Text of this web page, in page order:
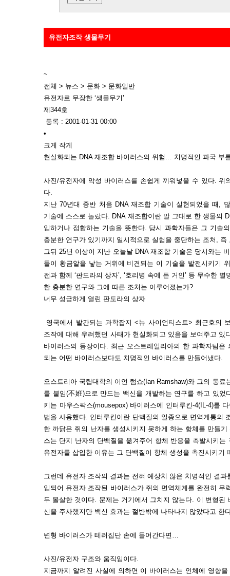
유전자조작 생물무기
~
전체 > 뉴스 > 문화 > 문화일반
유전자로 무장한 ‘생물무기’
제344호
등록 : 2001-01-31 00:00
•
크게 작게
현실화되는 DNA 재조합 바이러스의 위험… 치명적인 파국 부
사진/유전자에 악성 바이러스를 손쉽게 끼워넣을 수 있다. 위
다.
지난 70년대 중반 처음 DNA 재조합 기술이 실현되었을 때,
기술에 스스로 놀랐다. DNA 재조합이란 말 그대로 한 생물의
입하거나 접합하는 기술을 뜻한다. 당시 과학자들은 그 기술
충분한 연구가 있기까지 일시적으로 실험을 중단하는 조처, 즉
그뒤 25년 이상이 지난 오늘날 DNA 재조합 기술은 당시와는
들이 황금알을 낳는 거위에 비견되는 이 기술을 발전시키기
전과 함께 ‘판도라의 상자’, ‘호리병 속에 든 거인’ 등 무수한
한 충분한 연구와 그에 따른 조처는 이루어졌는가?
너무 성급하게 열린 판도라의 상자
영국에서 발간되는 과학잡지 <뉴 사이언티스트> 최근호의
조작에 대해 우려했던 사태가 현실화되고 있음을 보여주고 있
바이러스의 등장이다. 최근 오스트레일리아의 한 과학자팀
되는 어떤 바이러스보다도 치명적인 바이러스를 만들어냈다.
오스트리아 국립대학의 이언 럼쇼(Ian Ramshaw)와 그의 동
를 불임(不姙)으로 만드는 백신을 개발하는 연구를 하고 있
키는 마우스팍스(mousepox) 바이러스에 인터루킨-4(IL-4)를
법을 사용했다. 인터루킨이란 단백질의 일종으로 면역계통의
한 까닭은 쥐의 난자를 생성시키지 못하게 하는 항체를 만들
스는 단지 난자의 단백질을 옮겨주어 항체 반응을 촉발시키
유전자를 삽입한 이유는 그 단백질이 항체 생성을 촉진시키기
그런데 유전자 조작의 결과는 전혀 예상치 않은 치명적인 결
입되어 유전자 조작된 바이러스가 쥐의 면역체계를 완전히 무
두 몰살한 것이다. 문제는 거기에서 그치지 않는다. 이 변형된
신을 주사했지만 백신 효과는 절반밖에 나타나지 않았다고 한
변형 바이러스가 테러집단 손에 들어간다면…
사진/유전자 구조와 움직임이다.
지금까지 알려진 사실에 의하면 이 바이러스는 인체에 영향